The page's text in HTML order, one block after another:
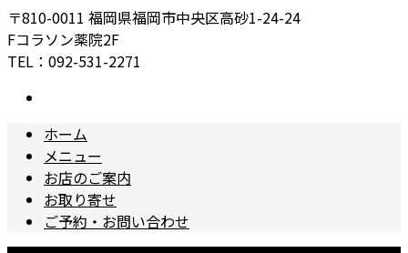
〒810-0011 福岡県福岡市中央区高砂1-24-24
Fコラソン薬院2F
TEL：092-531-2271
ホーム
メニュー
お店のご案内
お取り寄せ
ご予約・お問い合わせ